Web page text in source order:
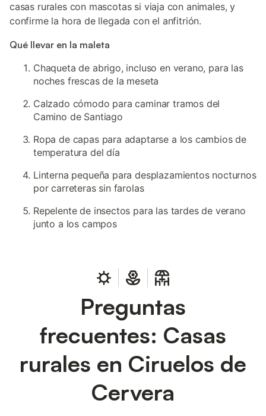
casas rurales con mascotas si viaja con animales, y
confirme la hora de llegada con el anfitrión.
Qué llevar en la maleta
Chaqueta de abrigo, incluso en verano, para las
noches frescas de la meseta
Calzado cómodo para caminar tramos del
Camino de Santiago
Ropa de capas para adaptarse a los cambios de
temperatura del día
Linterna pequeña para desplazamientos nocturnos
por carreteras sin farolas
Repelente de insectos para las tardes de verano
junto a los campos
Preguntas
frecuentes: Casas
rurales en Ciruelos de
Cervera